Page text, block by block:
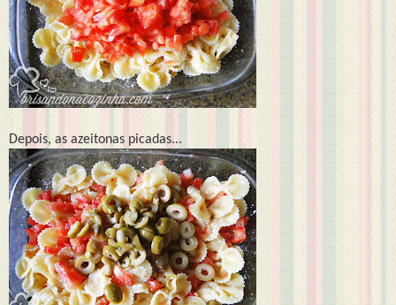
Depois, as azeitonas picadas...